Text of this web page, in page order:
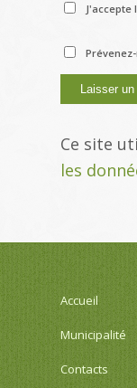
J'accepte
Ce site
les
Accueil
Municipalité
Contacts